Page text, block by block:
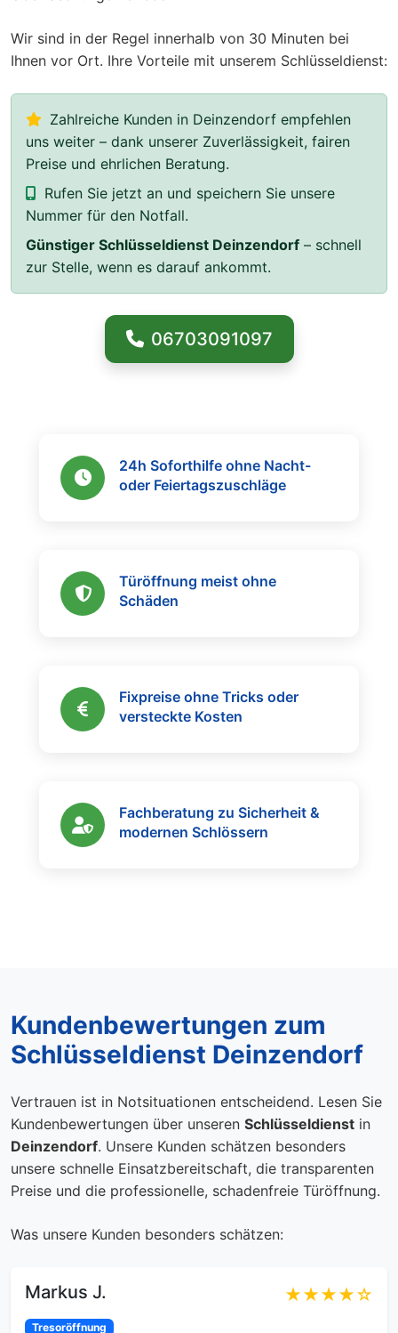
Wir sind in der Regel innerhalb von 30 Minuten bei
Ihnen vor Ort. Ihre Vorteile mit unserem Schlüsseldienst:
Zahlreiche Kunden in Deinzendorf empfehlen
uns weiter – dank unserer Zuverlässigkeit, fairen
Preise und ehrlichen Beratung.
Rufen Sie jetzt an und speichern Sie unsere
Nummer für den Notfall.
Günstiger Schlüsseldienst Deinzendorf – schnell
zur Stelle, wenn es darauf ankommt.
06703091097
24h Soforthilfe ohne Nacht-
oder Feiertagszuschläge
Türöffnung meist ohne
Schäden
Fixpreise ohne Tricks oder
versteckte Kosten
Fachberatung zu Sicherheit &
modernen Schlössern
Kundenbewertungen zum
Schlüsseldienst Deinzendorf
Vertrauen ist in Notsituationen entscheidend. Lesen Sie
Kundenbewertungen über unseren Schlüsseldienst in
Deinzendorf. Unsere Kunden schätzen besonders
unsere schnelle Einsatzbereitschaft, die transparenten
Preise und die professionelle, schadenfreie Türöffnung.
Was unsere Kunden besonders schätzen:
Markus J. ★★★★☆
Tresoröffnung